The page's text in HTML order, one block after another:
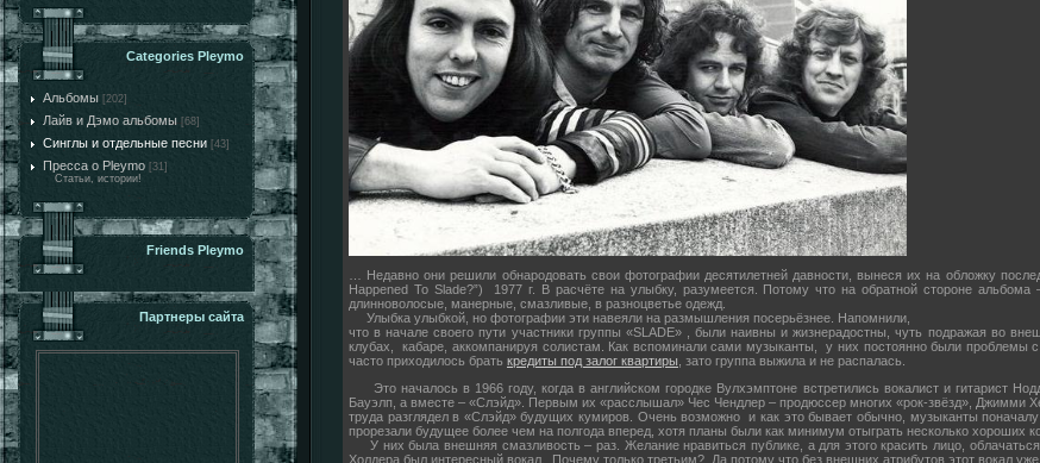
Categories Pleymo
Альбомы [202]
Лайв и Дэмо альбомы [68]
Синглы и отдельные песни [43]
Пресса о Pleymo [31]
Статьи, истории!
Friends Pleymo
Партнеры сайта
… Недавно они решили обнародовать свои фотографии десятилетней давности, вынеся их на обложку
Happened To Slade?”) 1977 г. В расчёте на улыбку, разумеется. Потому что на обратной стороне
длинноволосые, манерные, смазливые, в разноцветье одежд.
Улыбка улыбкой, но фотографии эти навеяли на размышления посерьёзнее. Напомнили,
что в начале своего пути участники группы «SLADE» , были наивны и жизнерадостны, чуть подражая во
клубах, кабаре, аккомпанируя солистам. Как вспоминали сами музыканты, у них постоянно были проблемы
часто приходилось брать кредиты под залог квартиры , зато группа выжила и не распалась.
Это началось в 1966 году, когда в английском городке Вулхэмптоне встретились вокалист и гитарист
Бауэлп, а вместе – «Слэйд». Первым их «расслышал» Чес Чендлер – продюссер многих «рок-звёзд», Джимми
труда разглядел в «Слэйд» будущих кумиров. Очень возможно и как это бывает обычно, музыканты
прорезали будущее более чем на полгода вперед, хотя планы были как минимум отыграть несколько хороших
У них была внешняя смазливость – раз. Желание нравиться публике, а для этого красить лицо,
Холдера был интересный вокал. Почему только третьим? Да потому что без внешних атрибутов этот вокал